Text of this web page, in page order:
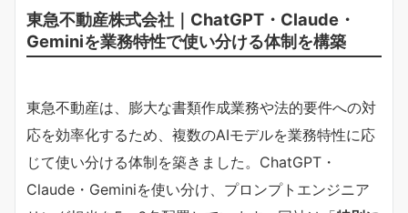
東急不動産株式会社｜ChatGPT・Claude・
Geminiを業務特性で使い分ける体制を構築
東急不動産は、膨大な書類作成業務や法的要件への対
応を効率化するため、複数のAIモデルを業務特性に応
じて使い分ける体制を築きました。ChatGPT・
Claude・Geminiを使い分け、プロンプトエンジニア